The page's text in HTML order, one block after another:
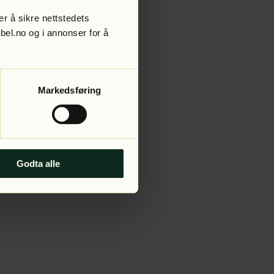
å sikre nettstedets
og i annonser for å
Markedsføring
Godta alle